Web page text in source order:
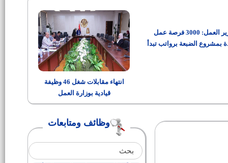
وزير العمل: 3000 فرصة عمل
بمشروع الضبعة برواتب تبدأ
انتهاء مقابلات شغل 46 وظيفة
قيادية بوزارة العمل
وظائف ومتابعات
190 فرصة بإحدي مصانع الحديد
للهياكل الفولاذية
وظائف بهيئة قناة السويس
سكرتير مركز ومدينة ناصر
مواعيد مراجعة المستندات
للمتقدمين فى وظيفة (مهندس
غطس وانتشال) بهيئة قناة السويس
مواعيد أداء الامتحانات للمتخلفين